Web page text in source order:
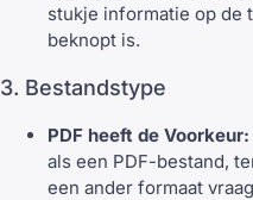
stukje informatie op de
beknopt is.
3. Bestandstype
PDF heeft de Voorkeur:
als een PDF-bestand,
een ander formaat